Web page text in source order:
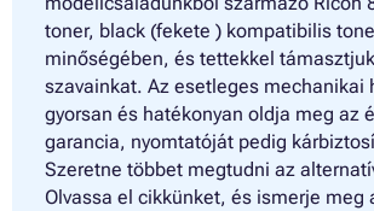
Toner RICOH AFICIO MP2550B
Toner RICOH AFICIO MP2550BAD
Toner RICOH AFICIO MP2550SP
Toner RICOH AFICIO MP2550SPF
Toner RICOH AFICIO MP2553
Toner RICOH AFICIO MP2553SP
Toner RICOH AFICIO MP2591
Toner RICOH AFICIO MP2800 SERIES
Toner RICOH AFICIO MP2851
toner, black (fekete ) kompatibilis
minőségében, és tettekkel
szavainkat. Az esetleges mechanikai
gyorsan és hatékonyan oldja meg az
garancia, nyomtatóját pedig
Szeretne többet megtudni az
Olvassa el cikkünket, és ismerje meg